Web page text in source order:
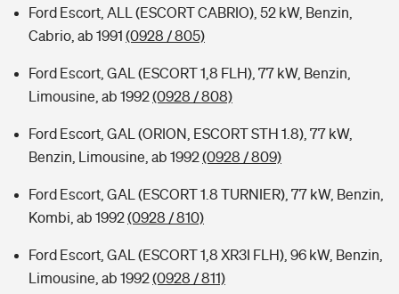
Ford Escort, ALL (ESCORT CABRIO), 52 kW, Benzin,
Cabrio, ab 1991 (0928 / 805)
Ford Escort, GAL (ESCORT 1,8 FLH), 77 kW, Benzin,
Limousine, ab 1992(0928 / 808)
Ford Escort, GAL (ORION, ESCORT STH 1.8), 77 kW,
Benzin, Limousine, ab 1992(0928 / 809)
Ford Escort, GAL (ESCORT 1.8 TURNIER), 77 kW, Benzin,
Kombi, ab 1992(0928 / 810)
Ford Escort, GAL (ESCORT 1,8 XR3I FLH), 96 kW, Benzin,
Limousine, ab 1992(0928 / 811)